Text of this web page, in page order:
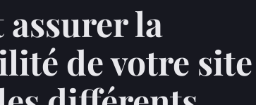
la
de votre site